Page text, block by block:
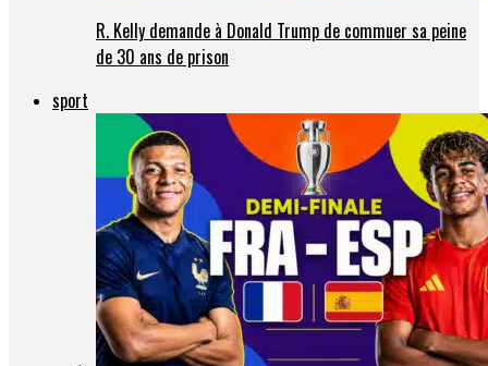
R. Kelly demande à Donald Trump de commuer sa peine
de 30 ans de prison
sport